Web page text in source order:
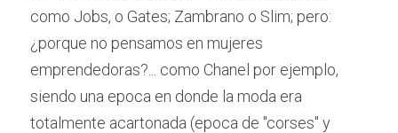
como Jobs, o Gates; Zambrano o Slim; pero:
¿porque no pensamos en mujeres
emprendedoras?... como Chanel por ejemplo,
siendo una epoca en donde la moda era
totalmente acartonada (epoca de "corses" y